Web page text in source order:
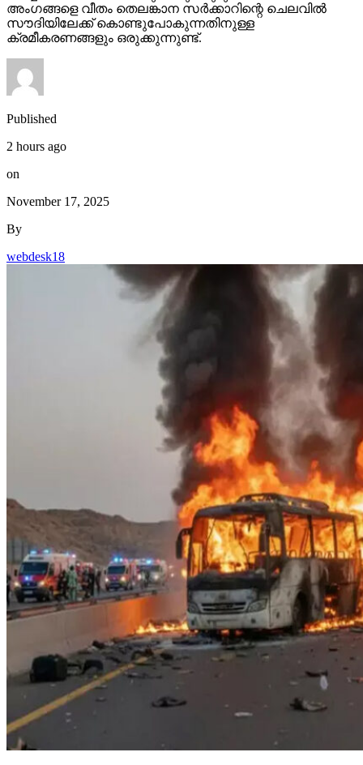
അംഗങ്ങളെ വീതം തെലങ്കാന സര്‍ക്കാറിന്റെ ചെലവില്‍
സൗദിയിലേക്ക് കൊണ്ടുപോകുന്നതിനുള്ള
ക്രമീകരണങ്ങളും ഒരുക്കുന്നുണ്ട്.
Published
2 hours ago
on
November 17, 2025
By
webdesk18